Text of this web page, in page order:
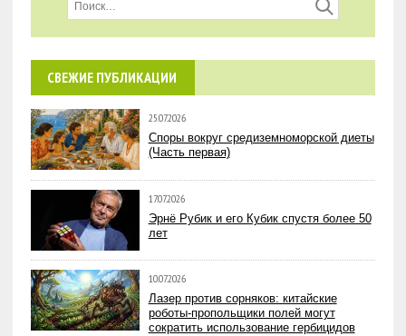
СВЕЖИЕ ПУБЛИКАЦИИ
25.07.2026
Споры вокруг средиземноморской диеты
(Часть первая)
17.07.2026
Эрнё Рубик и его Кубик спустя более 50
лет
10.07.2026
Лазер против сорняков: китайские
роботы-пропольщики полей могут
сократить использование гербицидов